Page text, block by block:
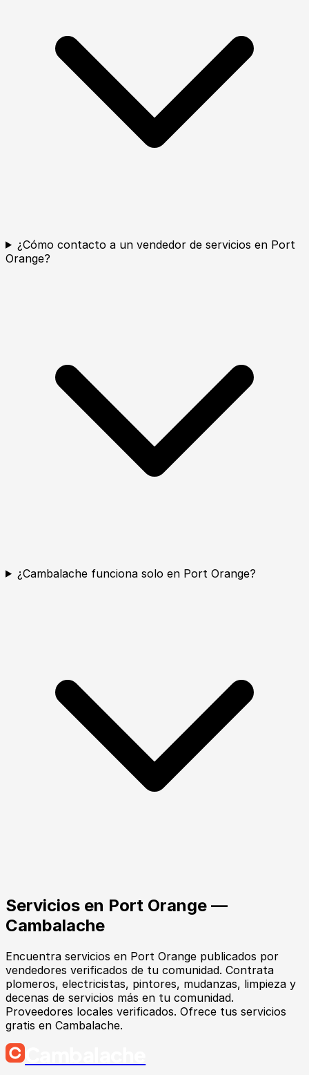
¿Cómo contacto a un vendedor de servicios en Port
Orange?
¿Cambalache funciona solo en Port Orange?
Servicios en Port Orange —
Cambalache
Encuentra servicios en Port Orange publicados por
vendedores verificados de tu comunidad. Contrata
plomeros, electricistas, pintores, mudanzas, limpieza y
decenas de servicios más en tu comunidad.
Proveedores locales verificados. Ofrece tus servicios
gratis en Cambalache.